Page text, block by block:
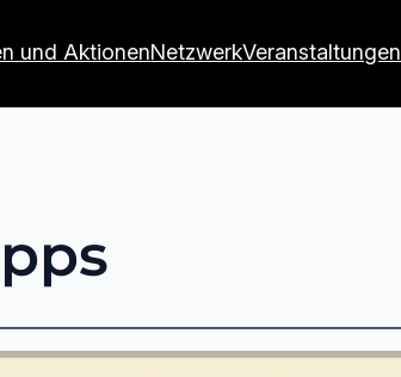
und AktionenNetzwerkVeranstaltungen